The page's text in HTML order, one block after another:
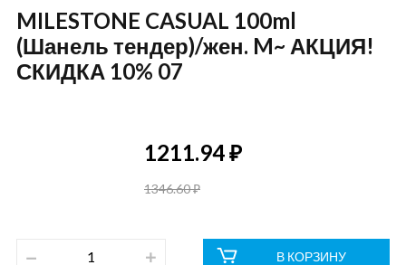
MILESTONE CASUAL 100ml
(Шанель тендер)/жен. M~ АКЦИЯ!
СКИДКА 10% 07
1211.94 ₽
1346.60 ₽
В КОРЗИНУ